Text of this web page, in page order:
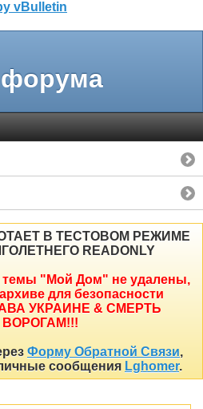
В ТЕСТОВОМ РЕЖИМЕ
READONLY
темы "Мой Дом" не удалены,
для безопасности
УКРАИНЕ & СМЕРТЬ
ВОРОГАМ!!!
Форму Обратной Связи,
сообщения Lghomer.